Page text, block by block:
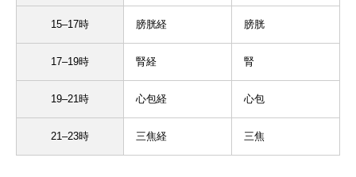
15–17時 膀胱経 膀胱
17–19時 腎経 腎
19–21時 心包経 心包
21–23時 三焦経 三焦